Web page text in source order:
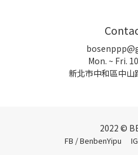
Mon. ~ Fri.
新北市中和區中山
2022 ©
FB / BenbenYipu